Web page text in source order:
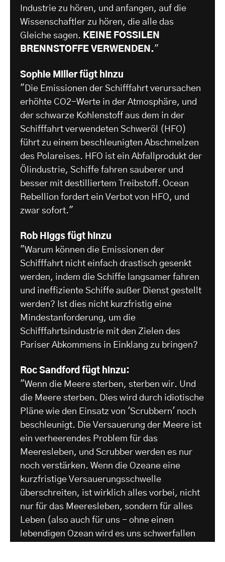
Industrie zu hören, und anfangen, auf die
Wissenschaftler zu hören, die alle das
Gleiche sagen. KEINE FOSSILEN
BRENNSTOFFE VERWENDEN."
Sophie Miller fügt hinzu
"Die Emissionen der Schifffahrt verursachen
erhöhte CO2-Werte in der Atmosphäre, und
der schwarze Kohlenstoff aus dem in der
Schifffahrt verwendeten Schweröl (HFO)
führt zu einem beschleunigten Abschmelzen
des Polareises. HFO ist ein Abfallprodukt der
Ölindustrie, Schiffe fahren sauberer und
besser mit destilliertem Treibstoff. Ocean
Rebellion fordert ein Verbot von HFO, und
zwar sofort."
Rob Higgs fügt hinzu
"Warum können die Emissionen der
Schifffahrt nicht einfach drastisch gesenkt
werden, indem die Schiffe langsamer fahren
und ineffiziente Schiffe außer Dienst gestellt
werden? Ist dies nicht kurzfristig eine
Mindestanforderung, um die
Schifffahrtsindustrie mit den Zielen des
Pariser Abkommens in Einklang zu bringen?
Roc Sandford fügt hinzu:
"Wenn die Meere sterben, sterben wir. Und
die Meere sterben. Dies wird durch idiotische
Pläne wie den Einsatz von 'Scrubbern' noch
beschleunigt. Die Versauerung der Meere ist
ein verheerendes Problem für das
Meeresleben, und Scrubber werden es nur
noch verstärken. Wenn die Ozeane eine
kurzfristige Versauerungsschwelle
überschreiten, ist wirklich alles vorbei, nicht
nur für das Meeresleben, sondern für alles
Leben (also auch für uns - ohne einen
lebendigen Ozean wird es uns schwerfallen